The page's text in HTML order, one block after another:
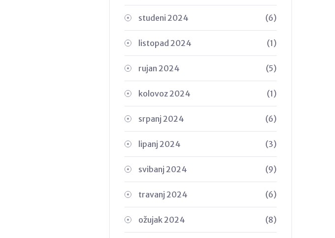
studeni 2024 (6)
listopad 2024 (1)
rujan 2024 (5)
kolovoz 2024 (1)
srpanj 2024 (6)
lipanj 2024 (3)
svibanj 2024 (9)
travanj 2024 (6)
ožujak 2024 (8)